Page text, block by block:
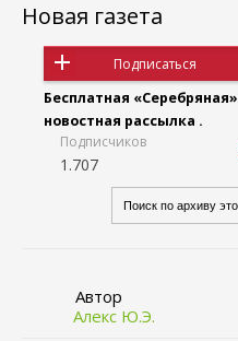
Новая газета
Подписаться
Бесплатная «Серебряная»
новостная рассылка .
Подписчиков
1.707
Автор
Алекс Ю.Э.